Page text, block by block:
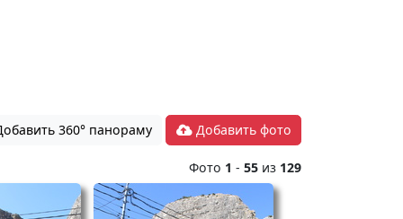
360° панораму Добавить фото
Фото 1 -55 из 129